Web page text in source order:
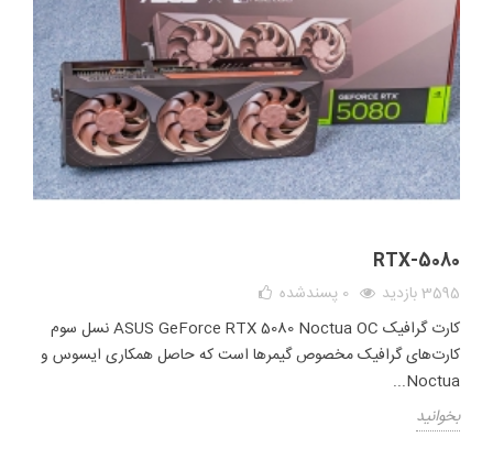
RTX-5080
3595 بازدید 0 پسندشده
کارت گرافیک ASUS GeForce RTX 5080 Noctua OC نسل سوم
کارت‌های گرافیک مخصوص گیمرها است که حاصل همکاری ایسوس و
Noctua...
بخوانید